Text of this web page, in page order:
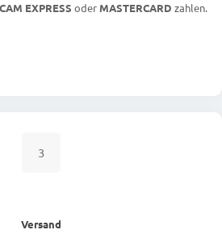
EXPRESS oder MASTERCARD zahlen.
3
Versand